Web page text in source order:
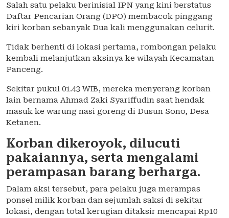
Salah satu pelaku berinisial IPN yang kini berstatus
Daftar Pencarian Orang (DPO) membacok pinggang
kiri korban sebanyak Dua kali menggunakan celurit.
Tidak berhenti di lokasi pertama, rombongan pelaku
kembali melanjutkan aksinya ke wilayah Kecamatan
Panceng.
Sekitar pukul 01.43 WIB, mereka menyerang korban
lain bernama Ahmad Zaki Syariffudin saat hendak
masuk ke warung nasi goreng di Dusun Sono, Desa
Ketanen.
Korban dikeroyok, dilucuti
pakaiannya, serta mengalami
perampasan barang berharga.
Dalam aksi tersebut, para pelaku juga merampas
ponsel milik korban dan sejumlah saksi di sekitar
lokasi, dengan total kerugian ditaksir mencapai Rp10